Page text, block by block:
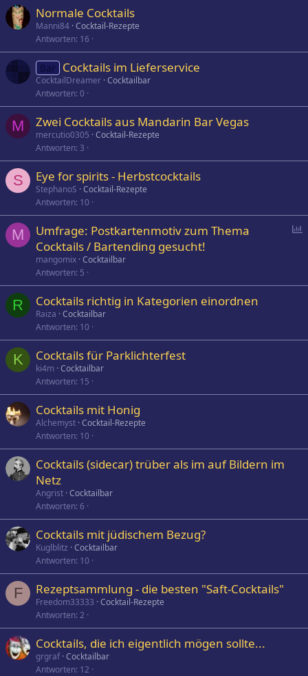
Normale Cocktails
Manni84 Cocktail-Rezepte
Antworten 16
Bar Cocktails im Lieferservice
CocktailDreamer Cocktailbar
Antworten 0
M Zwei Cocktails aus Mandarin Bar Vegas
mercutio0305 Cocktail-Rezepte
Antworten 3
S Eye for spirits - Herbstcocktails
StephanoS Cocktail-Rezepte
Antworten 10
M
Umfrage: Postkartenmotiv zum Thema
Cocktails / Bartending gesucht!
mangomix Cocktailbar
Antworten 5
R Cocktails richtig in Kategorien einordnen
Raiza Cocktailbar
Antworten 10
K Cocktails für Parklichterfest
ki4m Cocktailbar
Antworten 15
Cocktails mit Honig
Alchemyst Cocktail-Rezepte
Antworten 10
Cocktails (sidecar) trüber als im auf Bildern im
Netz
Angrist Cocktailbar
Antworten 6
Cocktails mit jüdischem Bezug?
Kuglblitz Cocktailbar
Antworten 10
F Rezeptsammlung - die besten "Saft-Cocktails"
Freedom33333 Cocktail-Rezepte
Antworten 2
Cocktails, die ich eigentlich mögen sollte...
grgraf Cocktailbar
Antworten 12